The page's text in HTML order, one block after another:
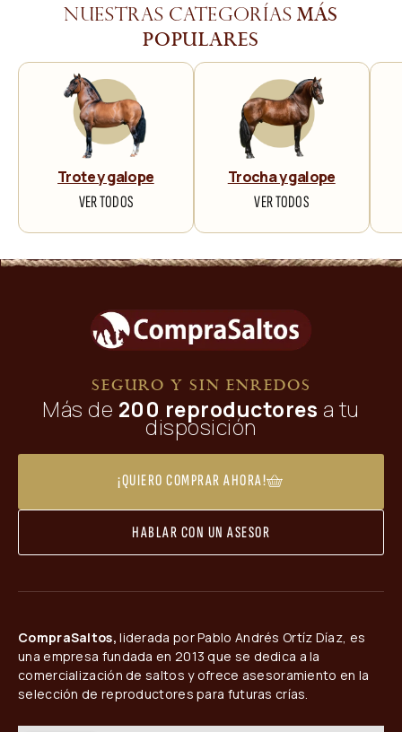
Nuestras categorías más
populares
Trote y galope
VER TODOS
Trocha y galope
VER TODOS
SEGURO Y SIN ENREDOS
Más de 200 reproductores a tu
disposición
¡QUIERO COMPRAR AHORA!
HABLAR CON UN ASESOR
CompraSaltos, liderada por Pablo Andrés Ortíz Díaz, es
una empresa fundada en 2013 que se dedica a la
comercialización de saltos y ofrece asesoramiento en la
selección de reproductores para futuras crías.